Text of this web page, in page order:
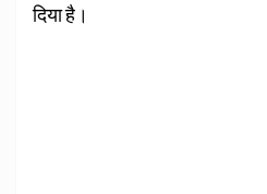
दिया है।